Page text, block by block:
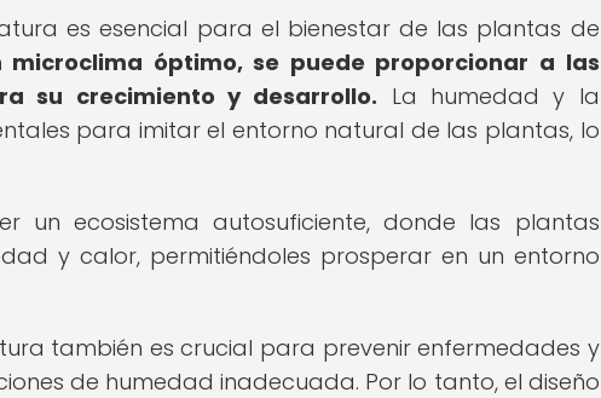
es esencial para el bienestar de las plantas de
microclima óptimo, se puede proporcionar a las
su crecimiento y desarrollo. La humedad y la
para imitar el entorno natural de las plantas, lo
un ecosistema autosuficiente, donde las plantas
y calor, permitiéndoles prosperar en un entorno
también es crucial para prevenir enfermedades y
de humedad inadecuada. Por lo tanto, el diseño